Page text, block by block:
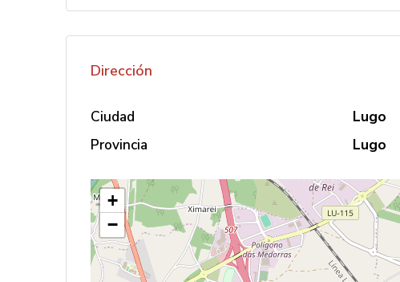
Dirección
Ciudad
Lugo
Provincia
Lugo
+
−